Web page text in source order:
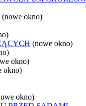
(nowe okno)
(nowe okno)
okno)
okno)
okno)